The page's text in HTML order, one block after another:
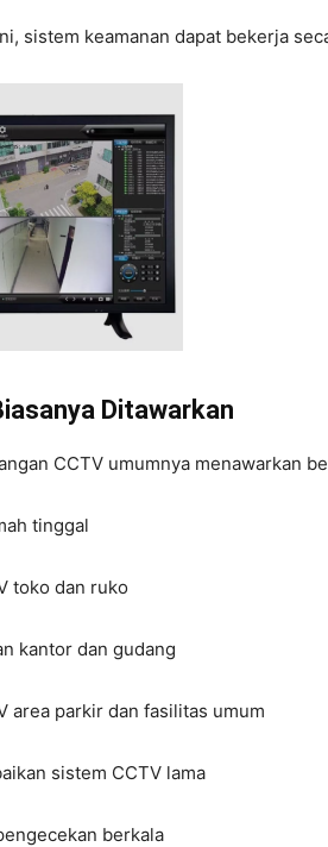
sistem keamanan dapat bekerja
Ditawarkan
CCTV umumnya menawarkan
tinggal
toko dan ruko
kantor dan gudang
area parkir dan fasilitas umum
sistem CCTV lama
berkala